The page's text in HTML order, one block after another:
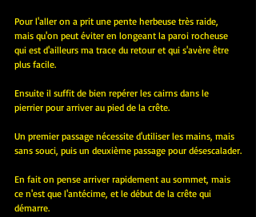
Pour l'aller on a prit une pente herbeuse très raide,
mais qu'on peut éviter en longeant la paroi rocheuse
qui est d'ailleurs ma trace du retour et qui s'avère être
plus facile.
Ensuite il suffit de bien repérer les cairns dans le
pierrier pour arriver au pied de la crête.
Un premier passage nécessite d'utiliser les mains, mais
sans souci, puis un deuxième passage pour désescalader.
En fait on pense arriver rapidement au sommet, mais
ce n'est que l'antécime, et le début de la crête qui
démarre.